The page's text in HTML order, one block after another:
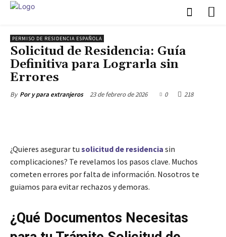
PERMISO DE RESIDENCIA ESPAÑOLA
Solicitud de Residencia: Guía
Definitiva para Lograrla sin
Errores
By Por y para extranjeros 23 de febrero de 2026 0 218
¿Quieres asegurar tu solicitud de residencia sin
complicaciones? Te revelamos los pasos clave. Muchos
cometen errores por falta de información. Nosotros te
guiamos para evitar rechazos y demoras.
¿Qué Documentos Necesitas